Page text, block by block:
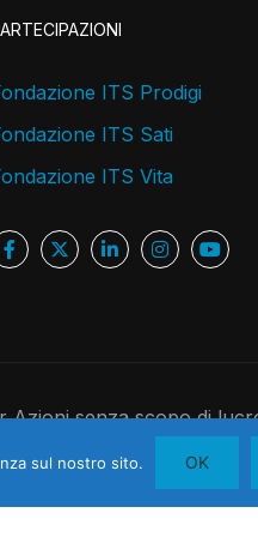
ITS Prodigi
ITS Sati
ITS Vita
Azioni senza scopo di
- Codice Univoco
sul nostro sito. OK